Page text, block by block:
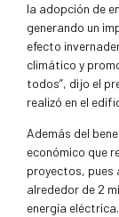
la adopción de
generando un
efecto
climático y
todos”, dijo el
realizó en el
Además del
económico que
proyectos, pues
alrededor de 2
energía eléctrica.